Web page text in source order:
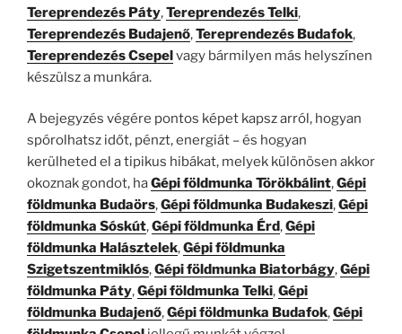
Tereprendezés Páty,Tereprendezés Telki,
Tereprendezés Budajenő,Tereprendezés Budafok,
Tereprendezés Csepelvagy bármilyen más helyszínen
készülsz a munkára.
A bejegyzés végére pontos képet kapsz arról, hogyan
spórolhatsz időt, pénzt, energiát – és hogyan
kerülheted el a tipikus hibákat, melyek különösen akkor
okoznak gondot, haGépi földmunka Törökbálint,Gépi
földmunka Budaörs,Gépi földmunka Budakeszi,Gépi
földmunka Sóskút,Gépi földmunka Érd,Gépi
földmunka Halásztelek,Gépi földmunka
Szigetszentmiklós,Gépi földmunka Biatorbágy,Gépi
földmunka Páty,Gépi földmunka Telki,Gépi
földmunka Budajenő,Gépi földmunka Budafok,Gépi